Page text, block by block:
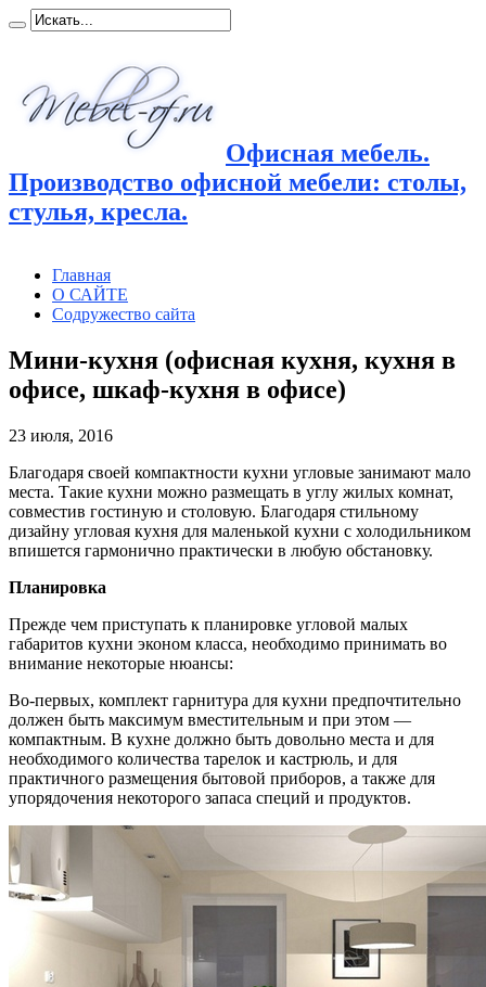
Офисная мебель.
Производство офисной мебели: столы,
стулья, кресла.
Главная
О САЙТЕ
Содружество сайта
Мини-кухня (офисная кухня, кухня в
офисе, шкаф-кухня в офисе)
23 июля, 2016
Благодаря своей компактности кухни угловые занимают мало
места. Такие кухни можно размещать в углу жилых комнат,
совместив гостиную и столовую. Благодаря стильному
дизайну угловая кухня для маленькой кухни с холодильником
впишется гармонично практически в любую обстановку.
Планировка
Прежде чем приступать к планировке угловой малых
габаритов кухни эконом класса, необходимо принимать во
внимание некоторые нюансы:
Во-первых, комплект гарнитура для кухни предпочтительно
должен быть максимум вместительным и при этом —
компактным. В кухне должно быть довольно места и для
необходимого количества тарелок и кастрюль, и для
практичного размещения бытовой приборов, а также для
упорядочения некоторого запаса специй и продуктов.